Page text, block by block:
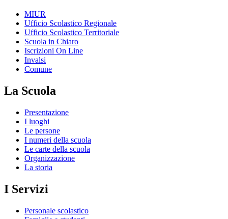
MIUR
Ufficio Scolastico Regionale
Ufficio Scolastico Territoriale
Scuola in Chiaro
Iscrizioni On Line
Invalsi
Comune
La Scuola
Presentazione
I luoghi
Le persone
I numeri della scuola
Le carte della scuola
Organizzazione
La storia
I Servizi
Personale scolastico